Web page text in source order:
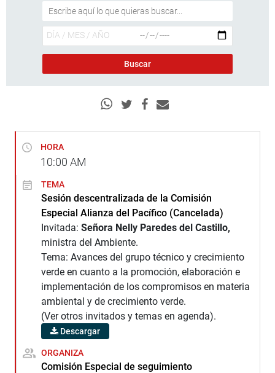
HORA
10:00 AM
TEMA
Sesión descentralizada de la Comisión
Especial Alianza del Pacífico (Cancelada)
Invitada: Señora Nelly Paredes del Castillo,
ministra del Ambiente.
Tema: Avances del grupo técnico y crecimiento
verde en cuanto a la promoción, elaboración e
implementación de los compromisos en materia
ambiental y de crecimiento verde.
(Ver otros invitados y temas en agenda).
Descargar
ORGANIZA
Comisión Especial de seguimiento